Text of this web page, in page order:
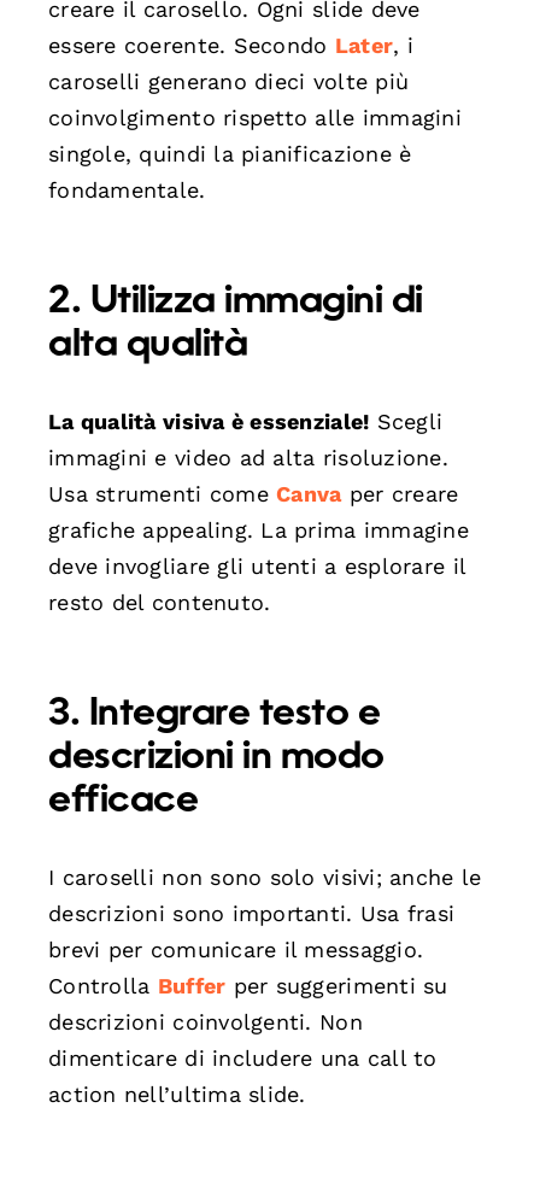
creare il carosello. Ogni slide deve
essere coerente. Secondo Later, i
caroselli generano dieci volte più
coinvolgimento rispetto alle immagini
singole, quindi la pianificazione è
fondamentale.
2. Utilizza immagini di
alta qualità
La qualità visiva è essenziale! Scegli
immagini e video ad alta risoluzione.
Usa strumenti comeCanvaper creare
grafiche appealing. La prima immagine
deve invogliare gli utenti a esplorare il
resto del contenuto.
3. Integrare testo e
descrizioni in modo
efficace
I caroselli non sono solo visivi; anche le
descrizioni sono importanti. Usa frasi
brevi per comunicare il messaggio.
Controlla Buffer per suggerimenti su
descrizioni coinvolgenti. Non
dimenticare di includere una call to
action nell’ultima slide.